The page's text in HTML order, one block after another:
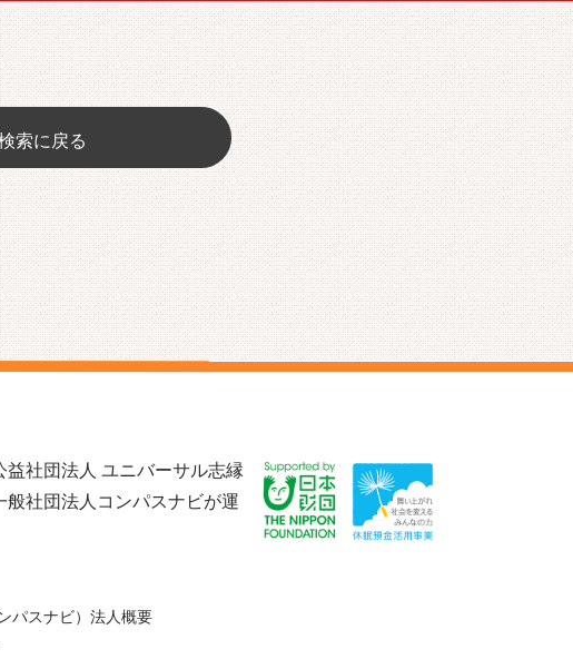
索に戻る
社団法人 ユニバーサル志縁
社団法人コンパスナビが運
パスナビ）法人概要